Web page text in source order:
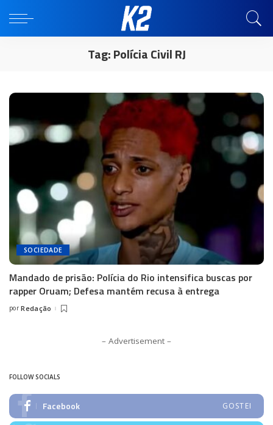
Tag:Polícia Civil RJ
SOCIEDADE
Mandado de prisão: Polícia do Rio intensifica buscas por
rapper Oruam; Defesa mantém recusa à entrega
Posted
por Redação
– Advertisement –
FOLLOW SOCIALS
Facebook GOSTEI